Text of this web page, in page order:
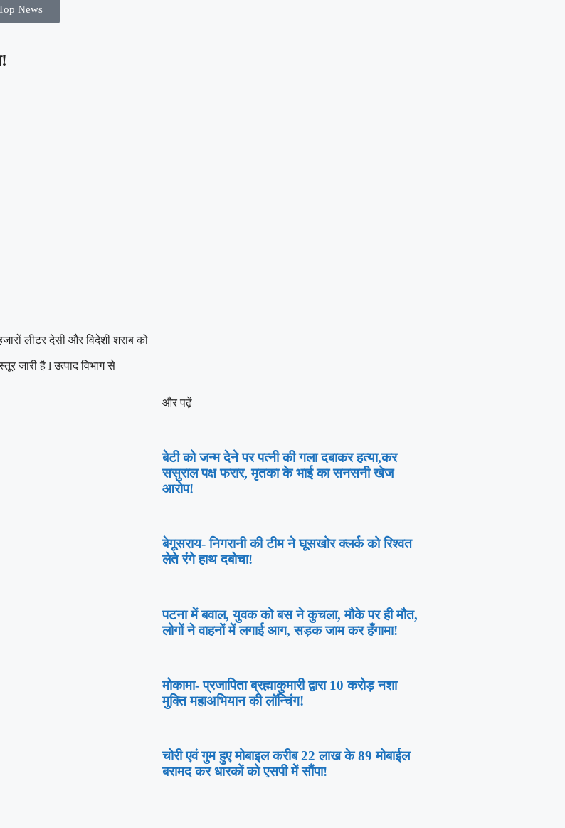
News
लीटर देसी और विदेशी शराब को
जारी है l उत्पाद विभाग से
और पढ़ें
बेटी को जन्म देने पर पत्नी की गला दबाकर हत्या,कर
ससुराल पक्ष फरार, मृतका के भाई का सनसनी खेज
आरोप!
बेगूसराय- निगरानी की टीम ने घूसखोर क्लर्क को रिश्वत
लेते रंगे हाथ दबोचा!
पटना में बवाल, युवक को बस ने कुचला, मौके पर ही मौत,
लोगों ने वाहनों में लगाई आग, सड़क जाम कर हँगामा!
मोकामा- प्रजापिता ब्रह्माकुमारी द्वारा 10 करोड़ नशा
मुक्ति महाअभियान की लॉन्चिंग!
चोरी एवं गुम हुए मोबाइल करीब 22 लाख के 89 मोबाईल
बरामद कर धारकों को एसपी में सौंपा!